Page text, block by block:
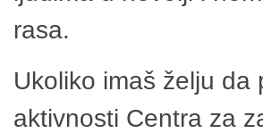
rasa.
Ukoliko imaš želju
aktivnosti Centra za